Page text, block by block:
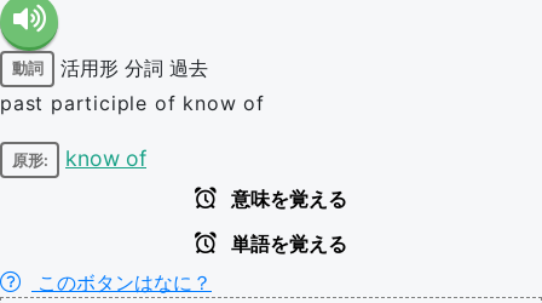
動詞 活用形 分詞 過去
past participle of know of
原形: know of
意味を覚える
単語を覚える
このボタンはなに？